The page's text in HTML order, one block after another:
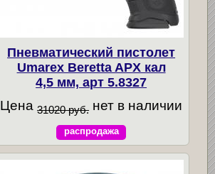
Пневматический пистолет
Umarex Beretta APX кал
4,5 мм, арт 5.8327
Цена31020 руб. нет в наличии
распродажа